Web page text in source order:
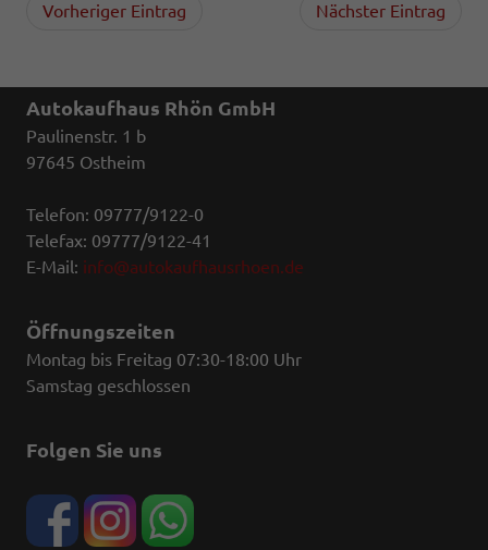
Vorheriger Eintrag Nächster Eintrag
Autokaufhaus Rhön GmbH
Paulinenstr. 1 b
97645 Ostheim
Telefon: 09777/9122-0
Telefax: 09777/9122-41
E-Mail: info@autokaufhausrhoen.de
Öffnungszeiten
Montag bis Freitag 07:30-18:00 Uhr
Samstag geschlossen
Folgen Sie uns